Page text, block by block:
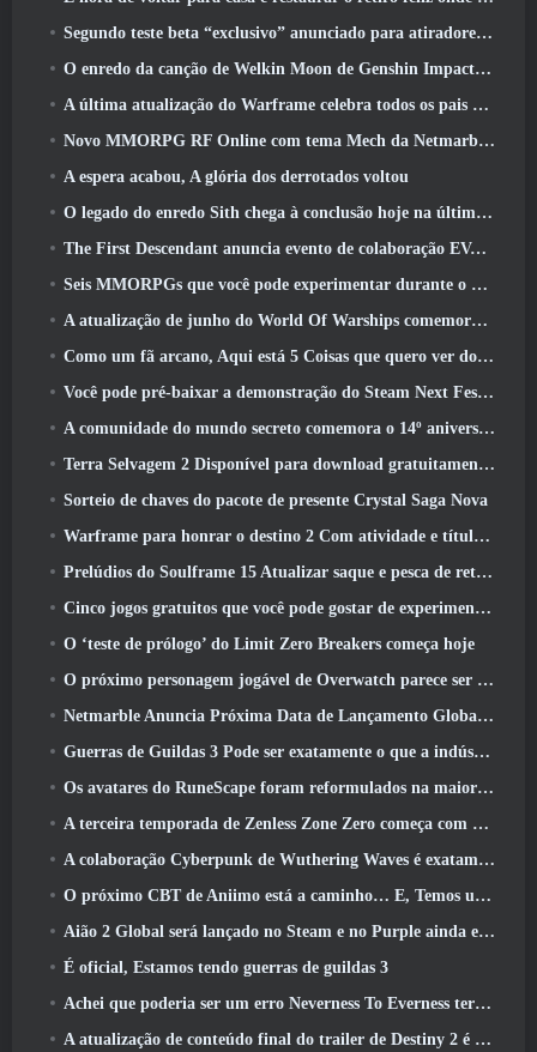
Segundo teste beta “exclusivo” anunciado para atiradores de sobrevivência em equipe
O enredo da canção de Welkin Moon de Genshin Impact chega ao fim.. Na lua
A última atualização do Warframe celebra todos os pais do espaço
Novo MMORPG RF Online com tema Mech da Netmarble será lançado globalmente
A espera acabou, A glória dos derrotados voltou
O legado do enredo Sith chega à conclusão hoje na última atualização do SWTOR
The First Descendant anuncia evento de colaboração EVANGELION
Seis MMORPGs que você pode experimentar durante o Steam Next Fest
A atualização de junho do World Of Warships comemora o Dia da Independência dos EUA com uma nova campanha narrativa
Como um fã arcano, Aqui está 5 Coisas que quero ver do MMO Riot
Você pode pré-baixar a demonstração do Steam Next Fest de Embers Of The Uncrowned Tomorrow
A comunidade do mundo secreto comemora o 14º aniversário com um mistério que eles devem resolver juntos
Terra Selvagem 2 Disponível para download gratuitamente (E manter) Por tempo limitado
Sorteio de chaves do pacote de presente Crystal Saga Nova
Warframe para honrar o destino 2 Com atividade e título especiais no jogo
Prelúdios do Soulframe 15 Atualizar saque e pesca de retrabalhos
Cinco jogos gratuitos que você pode gostar de experimentar durante o Bullet Fest
O ‘teste de prólogo’ do Limit Zero Breakers começa hoje
O próximo personagem jogável de Overwatch parece ser um chefe do crime ciborgue sobrecarregado
Netmarble Anuncia Próxima Data de Lançamento Global RF Online
Guerras de Guildas 3 Pode ser exatamente o que a indústria de MMO precisa agora
Os avatares do RuneScape foram reformulados na maior atualização visual do jogo nos últimos dez anos
A terceira temporada de Zenless Zone Zero começa com uma viagem para uma ilha Bangboo no céu, E para a plataforma Steam
A colaboração Cyberpunk de Wuthering Waves é exatamente o que eu quero dos meus eventos de crossover de videogame
O próximo CBT de Aniimo está a caminho… E, Temos uma janela oficial de lançamento
Aião 2 Global será lançado no Steam e no Purple ainda este ano
É oficial, Estamos tendo guerras de guildas 3
Achei que poderia ser um erro Neverness To Everness ter o evento Porsche Collab Gacha tão cedo, Mas eu estava errado
A atualização de conteúdo final do trailer de Destiny 2 é um grito de guerra